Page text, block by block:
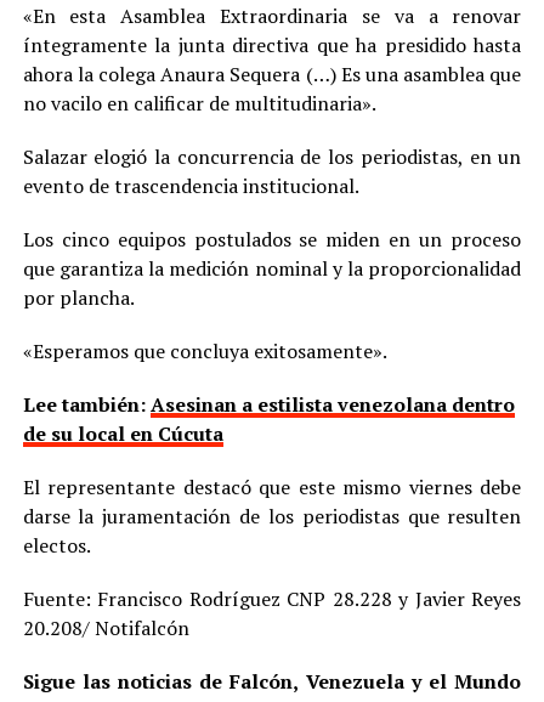
«En esta Asamblea Extraordinaria se va a renovar
íntegramente la junta directiva que ha presidido hasta
ahora la colega Anaura Sequera (…) Es una asamblea que
no vacilo en calificar de multitudinaria».
Salazar elogió la concurrencia de los periodistas, en un
evento de trascendencia institucional.
Los cinco equipos postulados se miden en un proceso
que garantiza la medición nominal y la proporcionalidad
por plancha.
«Esperamos que concluya exitosamente».
Lee también:Asesinan a estilista venezolana dentro
de su local en Cúcuta
El representante destacó que este mismo viernes debe
darse la juramentación de los periodistas que resulten
electos.
Fuente: Francisco Rodríguez CNP 28.228 y Javier Reyes
20.208/ Notifalcón
Sigue las noticias de Falcón, Venezuela y el Mundo